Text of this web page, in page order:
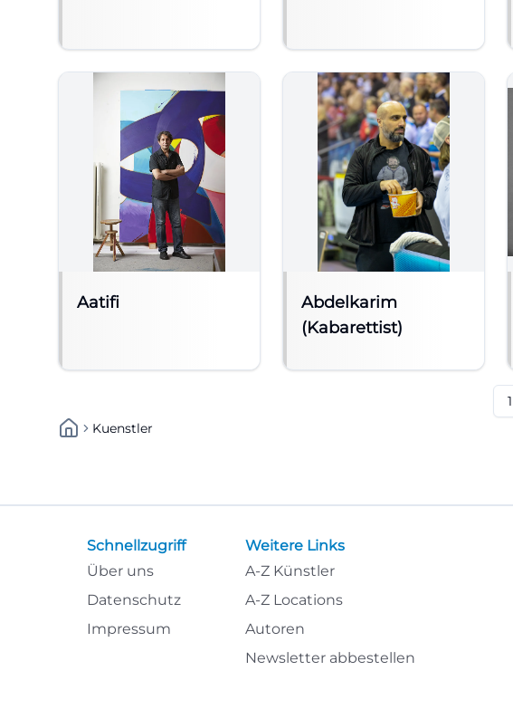
Aatifi
Abdelkarim
(Kabarettist)
1
Kuenstler
Schnellzugriff
Über uns
Datenschutz
Impressum
Weitere Links
A-Z Künstler
A-Z Locations
Autoren
Newsletter abbestellen